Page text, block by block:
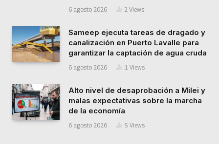
6 agosto 2026 2 Views
Sameep ejecuta tareas de dragado y
canalización en Puerto Lavalle para
garantizar la captación de agua cruda
6 agosto 2026 1 Views
Alto nivel de desaprobación a Milei y
malas expectativas sobre la marcha
de la economía
6 agosto 2026 5 Views